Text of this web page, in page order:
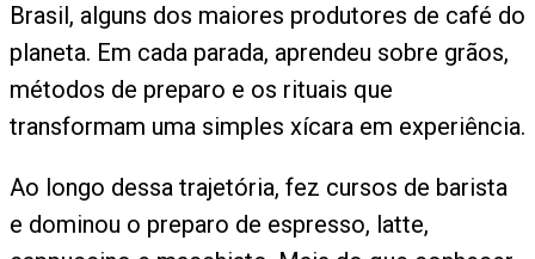
Brasil, alguns dos maiores produtores de café do
planeta. Em cada parada, aprendeu sobre grãos,
métodos de preparo e os rituais que
transformam uma simples xícara em experiência.
Ao longo dessa trajetória, fez cursos de barista
e dominou o preparo de espresso, latte,